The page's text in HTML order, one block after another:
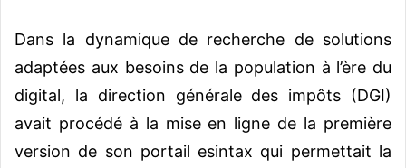
Dans la dynamique de recherche de solutions
adaptées aux besoins de la population à l’ère du
digital, la direction générale des impôts (DGI)
avait procédé à la mise en ligne de la première
version de son portail esintax qui permettait la